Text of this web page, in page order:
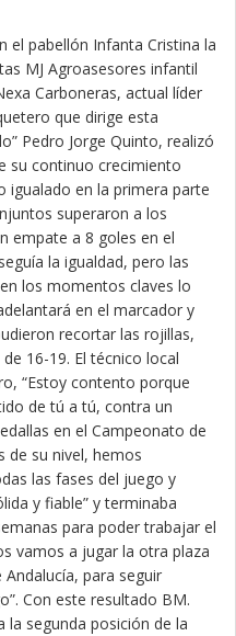
el pabellón Infanta Cristina la
MJ Agroasesores infantil
Carboneras, actual líder
que dirige esta
Pedro Jorge Quinto, realizó
su continuo crecimiento
igualado en la primera parte
superaron a los
empate a 8 goles en el
la igualdad, pero las
los momentos claves lo
en el marcador y
recortar las rojillas,
16-19. El técnico local
“Estoy contento porque
de tú a tú, contra un
en el Campeonato de
de su nivel, hemos
las fases del juego y
y fiable” y terminaba
para poder trabajar el
vamos a jugar la otra plaza
para seguir
Con este resultado BM.
la segunda posición de la